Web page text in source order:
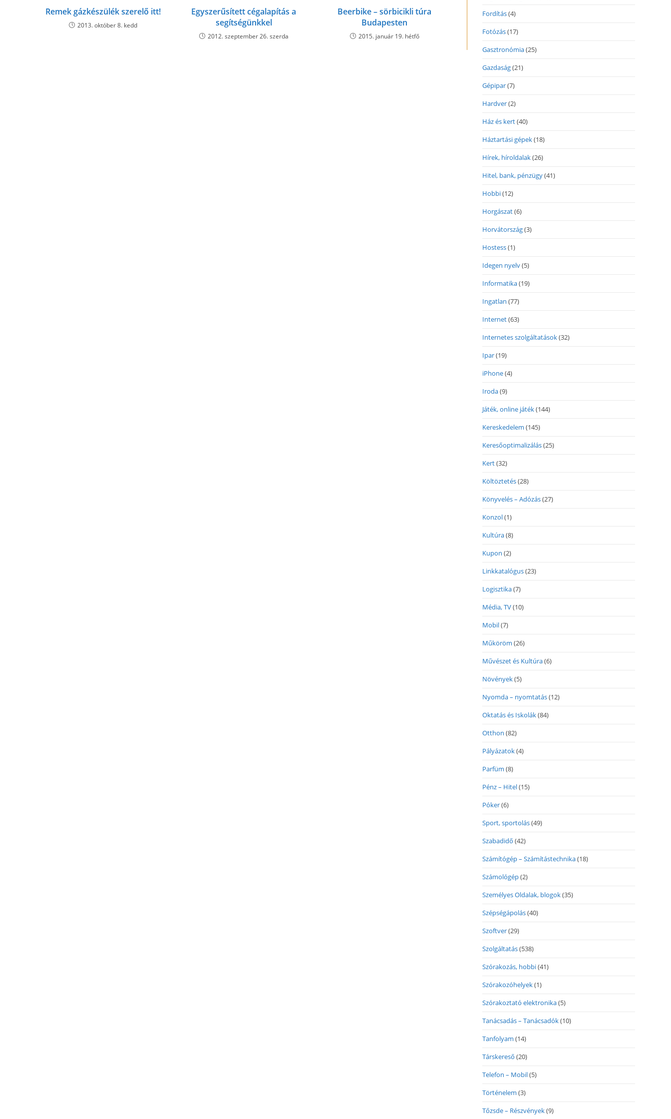
Remek gázkészülék szerelő itt!
2013. október 8. kedd
Egyszerűsített cégalapítás a
segítségünkkel
2012. szeptember 26. szerda
Beerbike – sörbicikli túra
Budapesten
2015. január 19. hétfő
Fordítás(4)
Fotózás(17)
Gasztronómia(25)
Gazdaság(21)
Gépipar(7)
Hardver(2)
Ház és kert(40)
Háztartási gépek(18)
Hírek, híroldalak(26)
Hitel, bank, pénzügy(41)
Hobbi(12)
Horgászat(6)
Horvátország(3)
Hostess(1)
Idegen nyelv(5)
Informatika(19)
Ingatlan (77)
Internet(63)
Internetes szolgáltatások(32)
Ipar(19)
iPhone(4)
Iroda(9)
Játék, online játék(144)
Kereskedelem (145)
Keresőoptimalizálás(25)
Kert(32)
Költöztetés(28)
Könyvelés – Adózás(27)
Konzol(1)
Kultúra(8)
Kupon (2)
Linkkatalógus(23)
Logisztika(7)
Média, TV(10)
Mobil(7)
Műköröm (26)
Művészet és Kultúra(6)
Növények(5)
Nyomda – nyomtatás(12)
Oktatás és Iskolák(84)
Otthon (82)
Pályázatok(4)
Parfüm (8)
Pénz – Hitel(15)
Póker(6)
Sport, sportolás(49)
Szabadidő (42)
Számítógép – Számítástechnika(18)
Számológép(2)
Személyes Oldalak, blogok(35)
Szépségápolás(40)
Szoftver(29)
Szolgáltatás(538)
Szórakozás, hobbi(41)
Szórakozóhelyek(1)
Szórakoztató elektronika(5)
Tanácsadás – Tanácsadók(10)
Tanfolyam (14)
Társkereső (20)
Telefon – Mobil(5)
Történelem (3)
Tőzsde – Részvények(9)